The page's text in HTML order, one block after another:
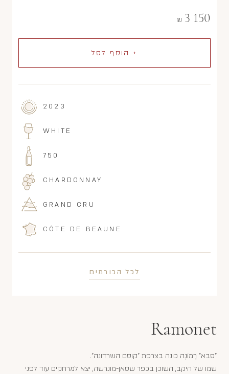
3 150
₪
+ הוסף לסל
2023
WHITE
750
CHARDONNAY
GRAND CRU
CÔTE DE BEAUNE
לכל הכורמים
Ramonet
"סבא" רָמוֹנֶה כונה בצרפת "קוסם השרדונה".
שמו של היקב, השוכן בכפר שסאן-מונרשה, יצא למרחקים עוד לפני